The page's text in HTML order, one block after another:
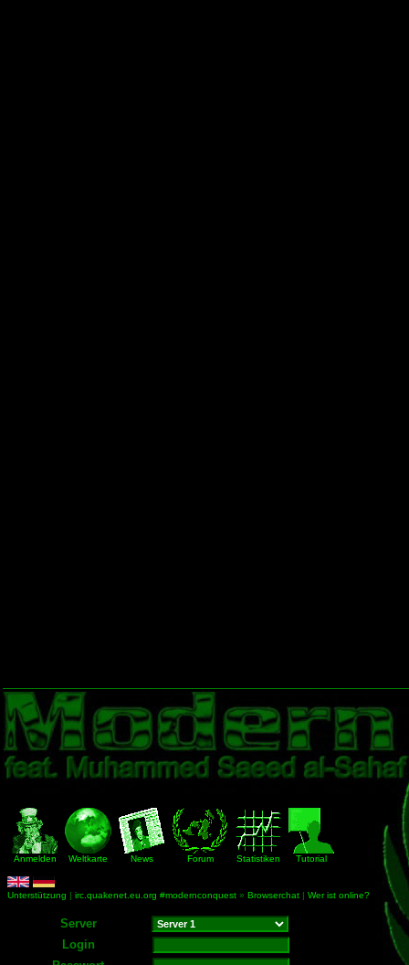
Anmelden Weltkarte News Forum Statistiken Tutorial
Unterstützung | irc.quakenet.eu.org #modernconquest » Browserchat | Wer ist online?
Server
Login